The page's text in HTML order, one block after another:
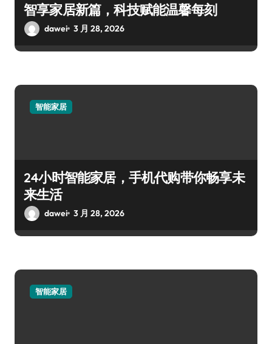
智享家居新篇，科技赋能温馨每刻
dawei 3 月 28, 2026
智能家居
24小时智能家居，手机代购带你畅享未
来生活
dawei 3 月 28, 2026
智能家居